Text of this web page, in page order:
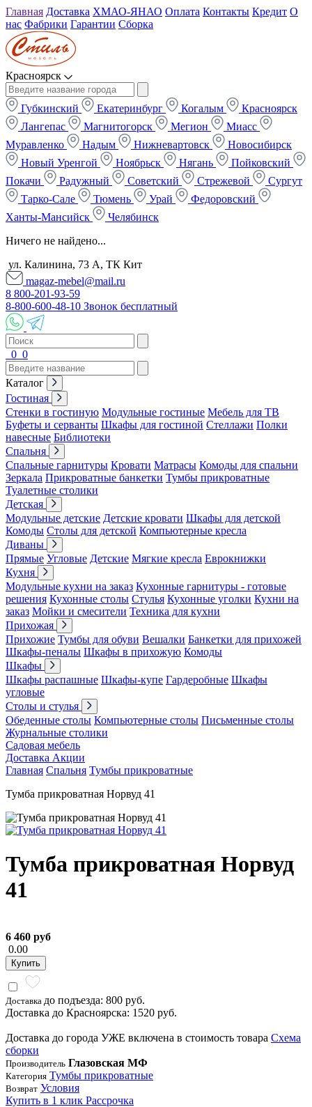
Главная Доставка ХМАО-ЯНАО Оплата Контакты Кредит О
нас Фабрики Гарантии Сборка
Красноярск
Губкинский Екатеринбург Когалым
Красноярск
Лангепас
Магнитогорск Мегион
Миасс
Муравленко
Надым Нижневартовск
Новосибирск
Новый Уренгой
Ноябрьск Нягань
Пойковский
Покачи
Радужный Советский Стрежевой
Сургут
Тарко-Сале
Тюмень Урай
Федоровский
Ханты-Мансийск
Челябинск
Ничего не найдено...
ул. Калинина, 73 А, ТК Кит
magaz-mebel@mail.ru
8 800-201-93-59
8-800-600-48-10 Звонок бесплатный
0 0
Каталог
Гостиная
Стенки в гостиную Модульные гостиные Мебель для ТВ
Буфеты и серванты Шкафы для гостиной Стеллажи Полки
навесные Библиотеки
Спальня
Спальные гарнитуры Кровати Матрасы Комоды для спальни
Зеркала Прикроватные банкетки Тумбы прикроватные
Туалетные столики
Детская
Модульные детские Детские кровати Шкафы для детской
Комоды Столы для детской Компьютерные кресла
Диваны
Прямые Угловые Детские Мягкие кресла Еврокнижки
Кухня
Модульные кухни на заказ Кухонные гарнитуры - готовые
решения Кухонные столы Стулья Кухонные уголки Кухни на
заказ Мойки и смесители Техника для кухни
Прихожая
Прихожие Тумбы для обуви Вешалки Банкетки для прихожей
Шкафы-пеналы Шкафы в прихожую Комоды
Шкафы
Шкафы распашные Шкафы-купе Гардеробные Шкафы
угловые
Столы и стулья
Обеденные столы Компьютерные столы Письменные столы
Журнальные столики
Садовая мебель
Доставка Акции
Главная Спальня Тумбы прикроватные
Тумба прикроватная Норвуд 41
Тумба прикроватная Норвуд
41
6 460 руб
0.00
Купить
Доставка до подъезда: 800 руб.
Доставка до Красноярска: 1520 руб.
Доставка до города УЖЕ включена в стоимость товара Схема
сборки
Производитель Глазовская МФ
Категория Тумбы прикроватные
Возврат Условия
Купить в 1 клик Рассрочка